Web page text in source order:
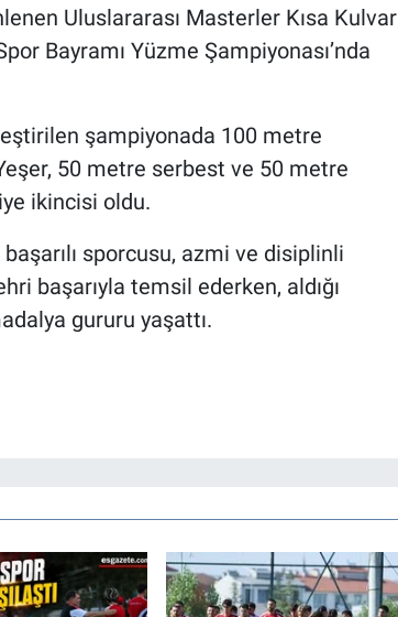
Uluslararası Masterler Kısa Kulvar
Bayramı Yüzme Şampiyonası’nda
şampiyonada 100 metre
50 metre serbest ve 50 metre
ikincisi oldu.
sporcusu, azmi ve disiplinli
başarıyla temsil ederken, aldığı
gururu yaşattı.